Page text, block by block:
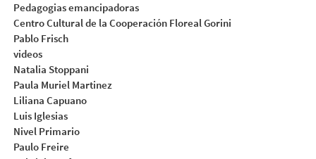
Pedagogias emancipadoras
Centro Cultural de la Cooperación Floreal Gorini
Pablo Frisch
videos
Natalia Stoppani
Paula Muriel Martinez
Liliana Capuano
Luis Iglesias
Nivel Primario
Paulo Freire